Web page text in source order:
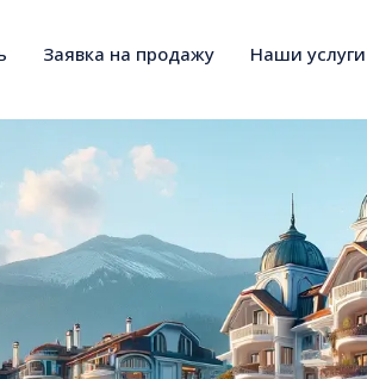
Заявка на продажу Наши услуги